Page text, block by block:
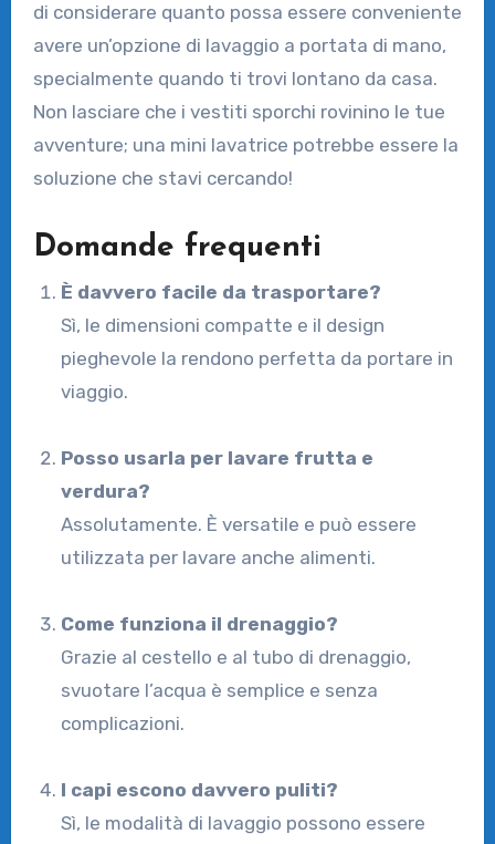
di considerare quanto possa essere conveniente
avere un’opzione di lavaggio a portata di mano,
specialmente quando ti trovi lontano da casa.
Non lasciare che i vestiti sporchi rovinino le tue
avventure; una mini lavatrice potrebbe essere la
soluzione che stavi cercando!
Domande frequenti
È davvero facile da trasportare?
Sì, le dimensioni compatte e il design
pieghevole la rendono perfetta da portare in
viaggio.
Posso usarla per lavare frutta e
verdura?
Assolutamente. È versatile e può essere
utilizzata per lavare anche alimenti.
Come funziona il drenaggio?
Grazie al cestello e al tubo di drenaggio,
svuotare l’acqua è semplice e senza
complicazioni.
I capi escono davvero puliti?
Sì, le modalità di lavaggio possono essere